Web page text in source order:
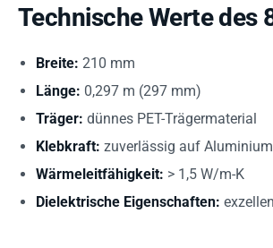
Technische Werte des
Breite: 210 mm
Länge: 0,297 m (297 mm)
Träger: dünnes PET-Trägermaterial
Klebkraft: zuverlässig auf
Wärmeleitfähigkeit: > 1,5 W/m-K
Dielektrische Eigenschaften: